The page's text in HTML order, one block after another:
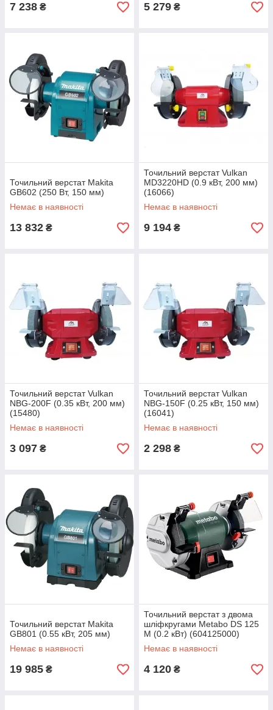
7 238 ₴ 5 279 ₴
Точильний верстат Makita
GB602 (250 Вт, 150 мм)
Немає в наявності
13 832 ₴
Точильний верстат Vulkan
MD3220HD (0.9 кВт, 200 мм)
(16066)
Немає в наявності
9 194 ₴
Точильний верстат Vulkan
NBG-200F (0.35 кВт, 200 мм)
(15480)
Немає в наявності
3 097 ₴
Точильний верстат Vulkan
NBG-150F (0.25 кВт, 150 мм)
(16041)
Немає в наявності
2 298 ₴
Точильний верстат Makita
GB801 (0.55 кВт, 205 мм)
Немає в наявності
19 985 ₴
Точильний верстат з двома
шліфкругами Metabo DS 125
M (0.2 кВт) (604125000)
Немає в наявності
4 120 ₴